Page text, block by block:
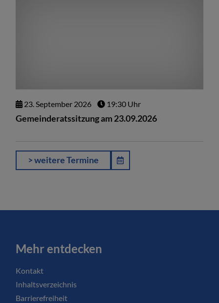
23.September 2026 19:30 Uhr
Gemeinderatssitzung am 23.09.2026
> weitere Termine
Mehr entdecken
Kontakt
Inhaltsverzeichnis
Barrierefreiheit